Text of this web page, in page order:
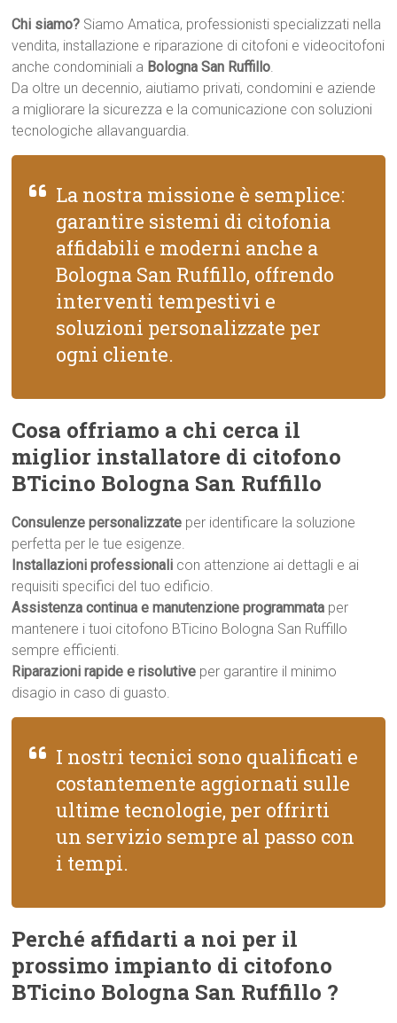
Chi siamo? Siamo Amatica, professionisti specializzati nella
vendita, installazione e riparazione di citofoni e videocitofoni
anche condominiali a Bologna San Ruffillo.
Da oltre un decennio, aiutiamo privati, condomini e aziende
a migliorare la sicurezza e la comunicazione con soluzioni
tecnologiche allavanguardia.
La nostra missione è semplice:
garantire sistemi di citofonia
affidabili e moderni anche a
Bologna San Ruffillo, offrendo
interventi tempestivi e
soluzioni personalizzate per
ogni cliente.
Cosa offriamo a chi cerca il
miglior installatore di citofono
BTicino Bologna San Ruffillo
Consulenze personalizzate per identificare la soluzione
perfetta per le tue esigenze.
Installazioni professionali con attenzione ai dettagli e ai
requisiti specifici del tuo edificio.
Assistenza continua e manutenzione programmata per
mantenere i tuoi citofono BTicino Bologna San Ruffillo
sempre efficienti.
Riparazioni rapide e risolutive per garantire il minimo
disagio in caso di guasto.
I nostri tecnici sono qualificati e
costantemente aggiornati sulle
ultime tecnologie, per offrirti
un servizio sempre al passo con
i tempi.
Perché affidarti a noi per il
prossimo impianto di citofono
BTicino Bologna San Ruffillo ?